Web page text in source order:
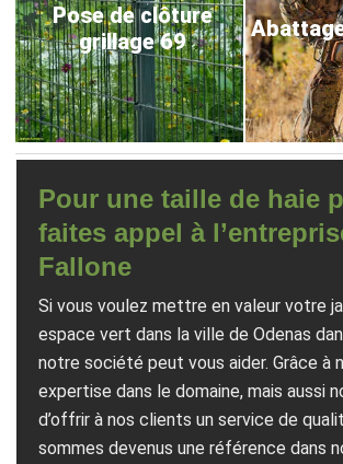
Pose de clôture
grillage 69
Pour une taille de haie
faites appel à
Fallone
Si vous voulez mettre en valeur votre
espace vert dans la ville de Odenas
notre société peut vous aider. Grâce à
expertise dans le domaine, mais aussi
d’offrir à nos clients un service de
sommes devenus une référence dans